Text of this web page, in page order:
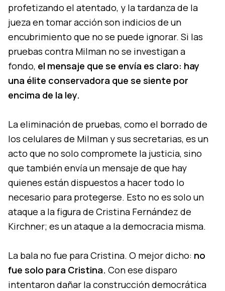
profetizando el atentado, y la tardanza de la
jueza en tomar acción son indicios de un
encubrimiento que no se puede ignorar. Si las
pruebas contra Milman no se investigan a
fondo, el mensaje que se envía es claro: hay
una élite conservadora que se siente por
encima de la ley.
La eliminación de pruebas, como el borrado de
los celulares de Milman y sus secretarias, es un
acto que no solo compromete la justicia, sino
que también envía un mensaje de que hay
quienes están dispuestos a hacer todo lo
necesario para protegerse. Esto no es solo un
ataque a la figura de Cristina Fernández de
Kirchner; es un ataque a la democracia misma.
La bala no fue para Cristina. O mejor dicho: no
fue solo para Cristina. Con ese disparo
intentaron dañar la construcción democrática